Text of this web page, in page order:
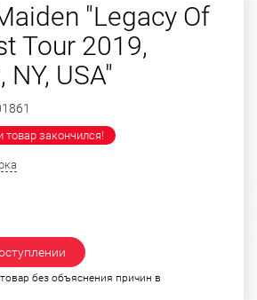
"Legacy Of
Tour 2019,
USA"
закончился!
без объяснения причин в